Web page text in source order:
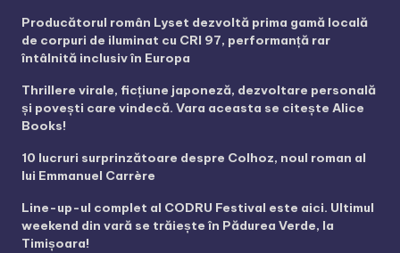
Producătorul român Lyset dezvoltă prima gamă locală
de corpuri de iluminat cu CRI 97, performanță rar
întâlnită inclusiv în Europa
Thrillere virale, ficțiune japoneză, dezvoltare personală
și povești care vindecă. Vara aceasta se citește Alice
Books!
10 lucruri surprinzătoare despre Colhoz, noul roman al
lui Emmanuel Carrère
Line-up-ul complet al CODRU Festival este aici. Ultimul
weekend din vară se trăiește în Pădurea Verde, la
Timișoara!